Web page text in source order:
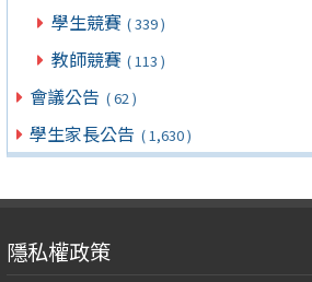
學生競賽 ( 339 )
教師競賽 ( 113 )
會議公告 ( 62 )
學生家長公告 ( 1,630 )
隱私權政策